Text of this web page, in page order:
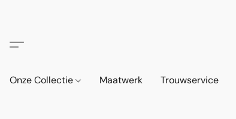
Onze Collectie Maatwerk Trouwservice